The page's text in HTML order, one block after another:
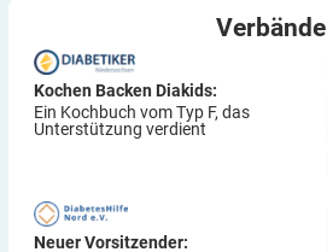
Verbände
Kochen Backen Diakids:
Ein Kochbuch vom Typ F, das
Unterstützung verdient
Neuer Vorsitzender: